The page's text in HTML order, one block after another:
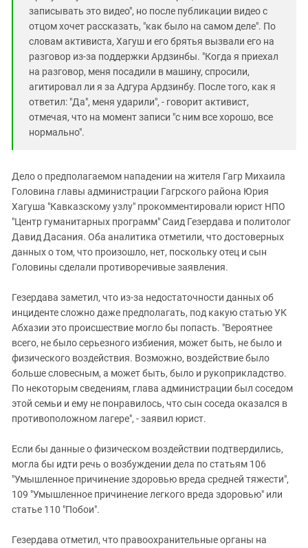
записывать это видео", но после публикации видео с
отцом хочет рассказать, "как было на самом деле". По
словам активиста, Хагуш и его брятья вызвали его на
разговор из-за поддержки Ардзинбы. "Когда я приехал
на разговор, меня посадили в машину, спросили,
агитировал ли я за Адгура Ардзинбу. После того, как я
ответил: "Да", меня ударили", - говорит активист,
отмечая, что на момент записи "с ним все хорошо, все
нормально".
Дело о предполагаемом нападении на жителя Гагр Михаила
Головина главы администрации Гагрского района Юрия
Хагуша "Кавказскому узлу" прокомментировали юрист НПО
"Центр гуманитарных программ" Саид Гезердава и политолог
Давид Дасания. Оба аналитика отметили, что достоверных
данных о том, что произошло, нет, поскольку отец и сын
Головины сделали противоречивые заявления.
Гезердава заметил, что из-за недостаточности данных об
инциденте сложно даже предполагать, под какую статью УК
Абхазии это происшествие могло бы попасть. "Вероятнее
всего, не было серьезного избиения, может быть, не было и
физического воздействия. Возможно, воздействие было
больше словесным, а может быть, было и рукоприкладство.
По некоторым сведениям, глава администрации был соседом
этой семьи и ему не понравилось, что сын соседа оказался в
противоположном лагере", - заявил юрист.
Если бы данные о физическом воздействии подтвердились,
могла бы идти речь о возбуждении дела по статьям 106
"Умышленное причинение здоровью вреда средней тяжести",
109 "Умышленное причинение легкого вреда здоровью" или
статье 110 "Побои".
Гезердава отметил, что правоохранительные органы на